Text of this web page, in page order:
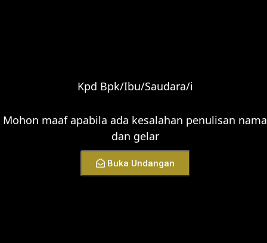
Kpd Bpk/Ibu/Saudara/i
Mohon maaf apabila ada kesalahan penulisan nama
dan gelar
Buka Undangan